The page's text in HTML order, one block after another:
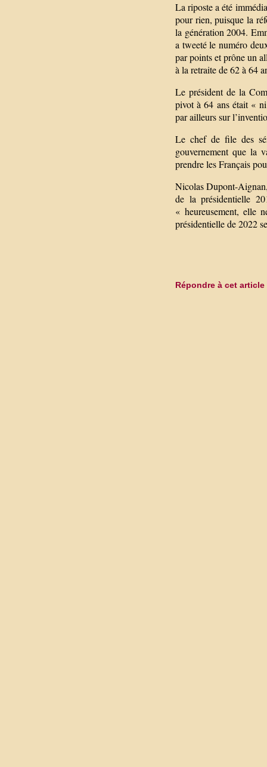
La riposte a été
pour rien, puisque la
la génération 2004.
a tweeté le numéro
par points et prône un
à la retraite de 62 à 64
Le président de la
pivot à 64 ans était «
par ailleurs sur
Le chef de file des
gouvernement que la
prendre les Français
Nicolas Dupont-
de la présidentielle
« heureusement, elle
présidentielle de 2022
Répondre à cet article